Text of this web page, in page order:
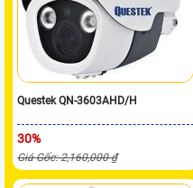
Questek QN-3603AHD/H
30%
Giá Gốc: 2,160,000 ₫